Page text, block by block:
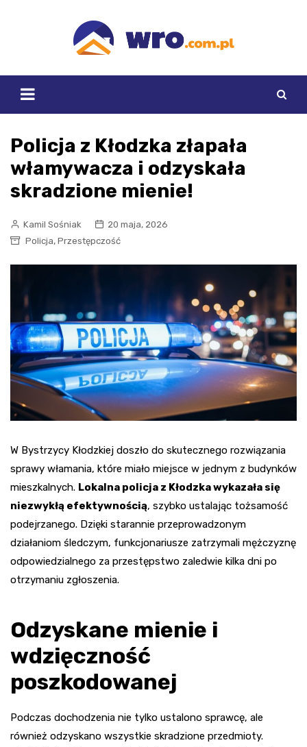
Policja z Kłodzka złapała
włamywacza i odzyskała
skradzione mienie!
Kamil Sośniak
20 maja, 2026
Policja, Przestępczość
W Bystrzycy Kłodzkiej doszło do skutecznego rozwiązania
sprawy włamania, które miało miejsce w jednym z budynków
mieszkalnych. Lokalna policja z Kłodzka wykazała się
niezwykłą efektywnością, szybko ustalając tożsamość
podejrzanego. Dzięki starannie przeprowadzonym
działaniom śledczym, funkcjonariusze zatrzymali mężczyznę
odpowiedzialnego za przestępstwo zaledwie kilka dni po
otrzymaniu zgłoszenia.
Odzyskane mienie i
wdzięczność
poszkodowanej
Podczas dochodzenia nie tylko ustalono sprawcę, ale
również odzyskano wszystkie skradzione przedmioty.